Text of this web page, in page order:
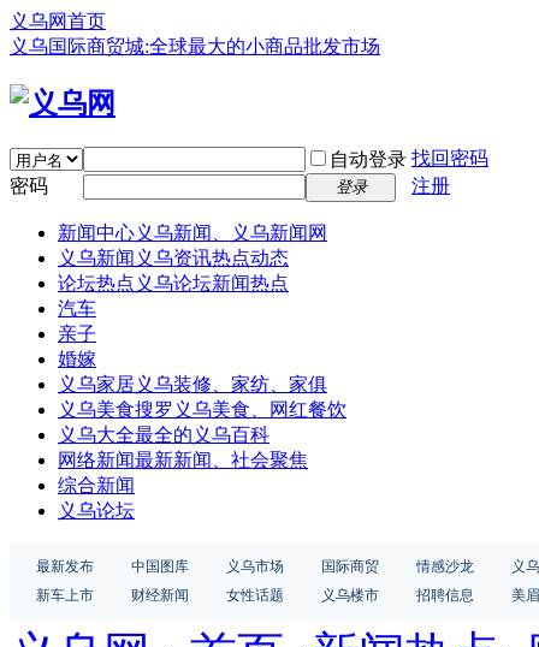
义乌网首页
义乌国际商贸城:全球最大的小商品批发市场
自动登录 找回密码
密码
登录 注册
新闻中心义乌新闻、义乌新闻网
义乌新闻 义乌资讯热点动态
论坛热点 义乌论坛新闻热点
汽车
亲子
婚嫁
义乌家居义乌装修、家纺、家俱
义乌美食搜罗义乌美食、网红餐饮
义乌大全最全的义乌百科
网络新闻最新新闻、社会聚焦
综合新闻
义乌论坛
最新发布 中国图库 义乌市场 国际商贸 情感沙龙
义
新车上市
财经新闻 女性话题 义乌楼市 招聘信息 美